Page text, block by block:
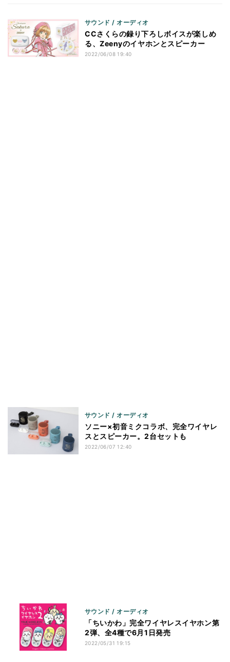
サウンド / オーディオ
CCさくらの録り下ろしボイスが楽しめ
る、Zeenyのイヤホンとスピーカー
2022/06/08 19:40
サウンド / オーディオ
ソニー×初音ミクコラボ、完全ワイヤレ
スとスピーカー。2台セットも
2022/06/07 12:40
サウンド / オーディオ
「ちいかわ」完全ワイヤレスイヤホン第
2弾、全4種で6月1日発売
2022/05/31 19:15